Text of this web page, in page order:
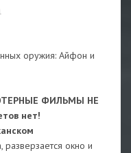
оружия: Айфон и
ФИЛЬМЫ НЕ
нет!
разверзается окно и